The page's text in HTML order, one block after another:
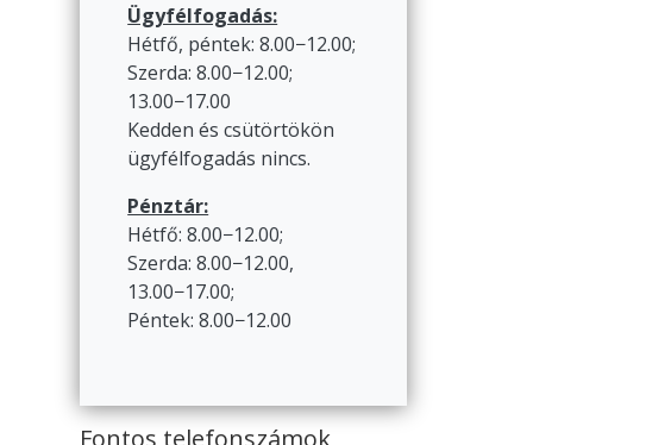
Ügyfélfogadás:
Hétfő, péntek: 8.00−12.00;
Szerda: 8.00−12.00;
13.00−17.00
Kedden és csütörtökön
ügyfélfogadás nincs.
Pénztár:
Hétfő: 8.00−12.00;
Szerda: 8.00−12.00,
13.00−17.00;
Péntek: 8.00−12.00